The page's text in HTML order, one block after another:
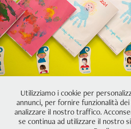
Sostenitori
Utilizziamo i cookie per
annunci, per fornire funzionalità
analizzare il nostro traffico.
se continua ad utilizzare il nostro